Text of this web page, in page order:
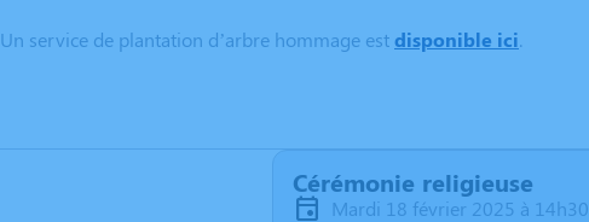
Un service de plantation d’arbre hommage estdisponible ici.
Cérémonie religieuse
mardi 18 février 2025 à 14h30